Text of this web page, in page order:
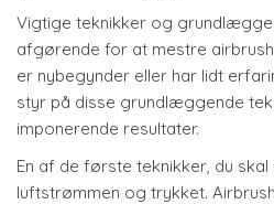
Vigtige teknikker og
afgørende for at mestre
er nybegynder eller har lidt
styr på disse grundlæggende
imponerende resultater.
En af de første teknikker, du
luftstrømmen og trykket.